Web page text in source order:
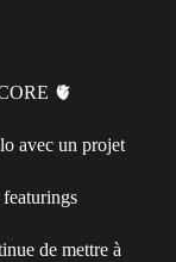
🫀
avec un projet
de mettre à